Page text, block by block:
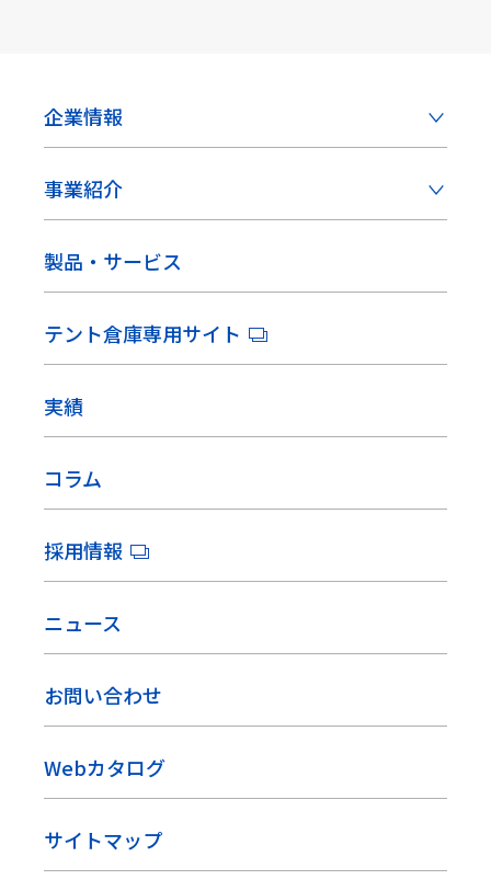
企業情報
事業紹介
製品・サービス
テント倉庫専用サイト
実績
コラム
採用情報
ニュース
お問い合わせ
Webカタログ
サイトマップ